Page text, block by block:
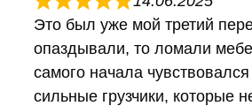
Это был уже мой третий
опаздывали, то ломали
самого начала
сильные грузчики, которые